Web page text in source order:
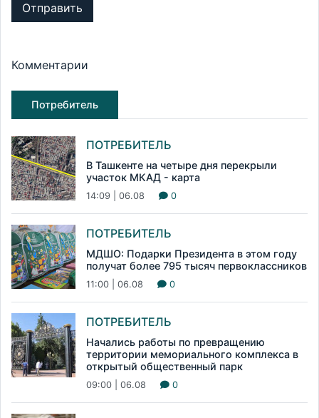
Отправить
Комментарии
Потребитель
ПОТРЕБИТЕЛЬ
В Ташкенте на четыре дня перекрыли
участок МКАД - карта
14:09 | 06.08 0
ПОТРЕБИТЕЛЬ
МДШО: Подарки Президента в этом году
получат более 795 тысяч первоклассников
11:00 | 06.08 0
ПОТРЕБИТЕЛЬ
Начались работы по превращению
территории мемориального комплекса в
открытый общественный парк
09:00 | 06.08 0